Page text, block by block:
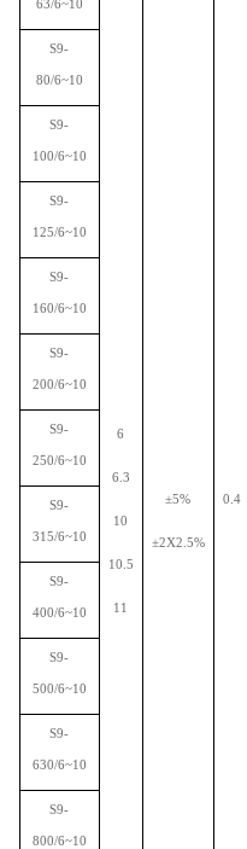
6
6.3
10
10.5
11
±5%
±2X2.5%
0.4
63/6~10
S9-
80/6~10
S9-
100/6~10
S9-
125/6~10
S9-
160/6~10
S9-
200/6~10
S9-
250/6~10
S9-
315/6~10
S9-
400/6~10
S9-
500/6~10
S9-
630/6~10
S9-
800/6~10